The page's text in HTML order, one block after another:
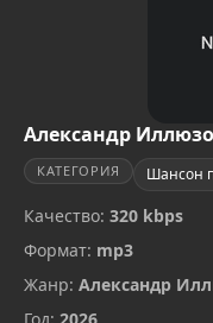
Александр
КАТЕГОРИЯ Шансон
Качество: 320 kbps
Формат: mp3
Жанр: Александр